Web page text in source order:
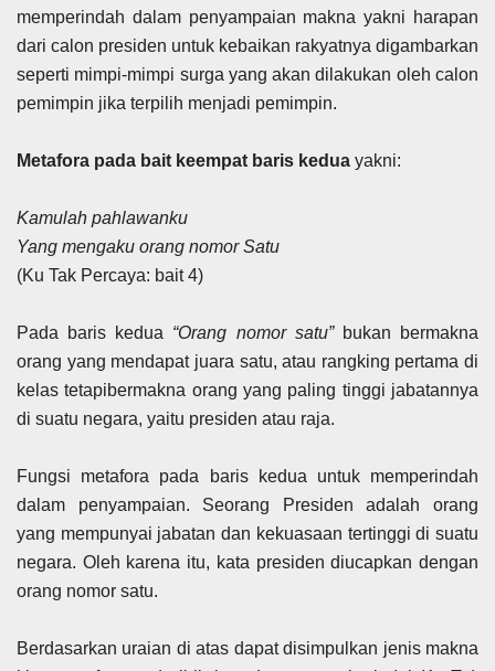
memperindah dalam penyampaian makna yakni harapan
dari calon presiden untuk kebaikan rakyatnya digambarkan
seperti mimpi-mimpi surga yang akan dilakukan oleh calon
pemimpin jika terpilih menjadi pemimpin.
Metafora pada bait keempat baris kedua yakni:
Kamulah pahlawanku
Yang mengaku orang nomor Satu
(Ku Tak Percaya: bait 4)
Pada baris kedua “Orang nomor satu”bukan bermakna
orang yang mendapat juara satu, atau rangking pertama di
kelas tetapibermakna orang yang paling tinggi jabatannya
di suatu negara, yaitu presiden atau raja.
Fungsi metafora pada baris kedua untuk memperindah
dalam penyampaian. Seorang Presiden adalah orang
yang mempunyai jabatan dan kekuasaan tertinggi di suatu
negara. Oleh karena itu, kata presiden diucapkan dengan
orang nomor satu.
Berdasarkan uraian di atas dapat disimpulkan jenis makna